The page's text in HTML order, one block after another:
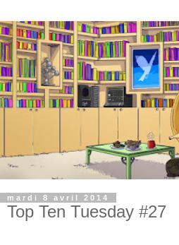
mardi 8 avril 2014
Top Ten Tuesday #27